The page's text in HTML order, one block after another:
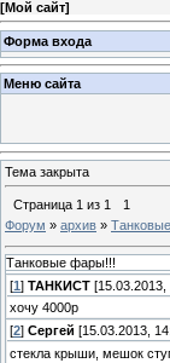
[Мой сайт]
Форма входа
Меню сайта
Тема закрыта
Страница 1 из 1
1
Форум » архив »
Танковые фары!!!
[1 ] ТАНКИСТ [15.03.2013,
хочу 4000р
[2] Сергей [15.03.2013,
стекла крыши, мешок